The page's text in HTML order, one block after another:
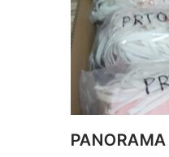
PANORAMA